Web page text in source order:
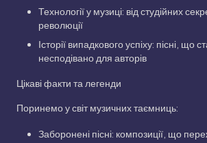
Технології у музиці: від студійних
революції
Історії випадкового успіху: пісні, що
несподівано для авторів
Цікаві факти та легенди
Поринемо у світ музичних таємниць:
Заборонені пісні: композиції, що